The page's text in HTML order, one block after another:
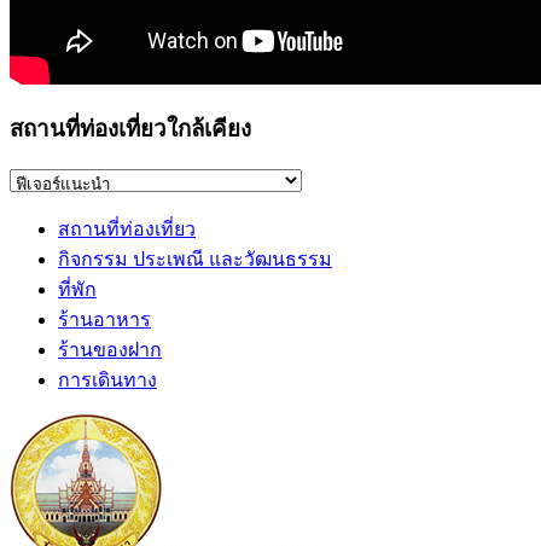
สถานที่ท่องเที่ยวใกล้เคียง
สถานที่ท่องเที่ยว
กิจกรรม ประเพณี และวัฒนธรรม
ที่พัก
ร้านอาหาร
ร้านของฝาก
การเดินทาง